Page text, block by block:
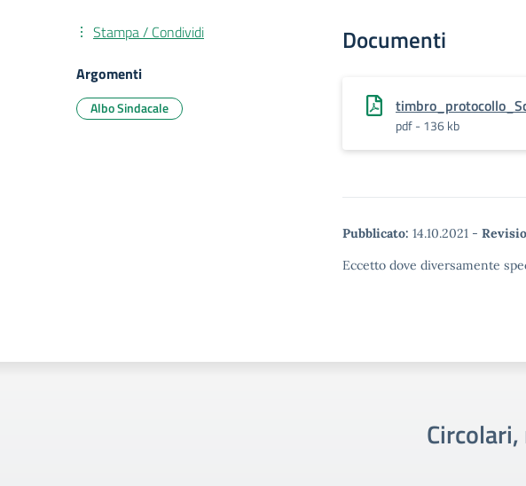
Documenti
pdf - 136 kb
Pubblicato: 14.10.2021 -
Eccetto dove diversamente
Stampa / Condividi
Argomenti
Albo Sindacale